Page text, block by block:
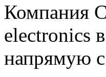
Компания
electronics
напрямую